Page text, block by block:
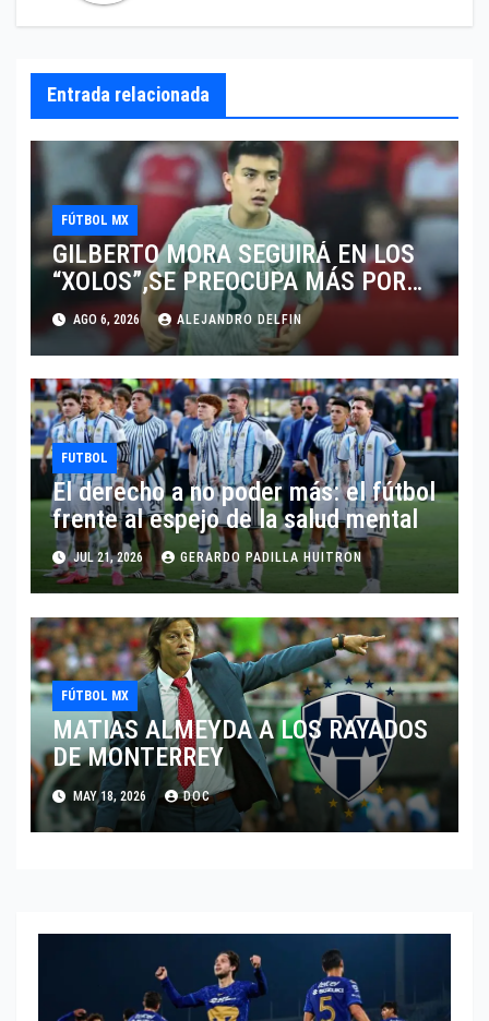
Entrada relacionada
FÚTBOL MX
GILBERTO MORA SEGUIRÁ EN LOS
“XOLOS”,SE PREOCUPA MÁS POR
JUGAR EN SU EQUIPO.
AGO 6, 2026 ALEJANDRO DELFIN
FUTBOL
El derecho a no poder más: el fútbol
frente al espejo de la salud mental
JUL 21, 2026 GERARDO PADILLA HUITRON
FÚTBOL MX
MATIAS ALMEYDA A LOS RAYADOS
DE MONTERREY
MAY 18, 2026 DOC